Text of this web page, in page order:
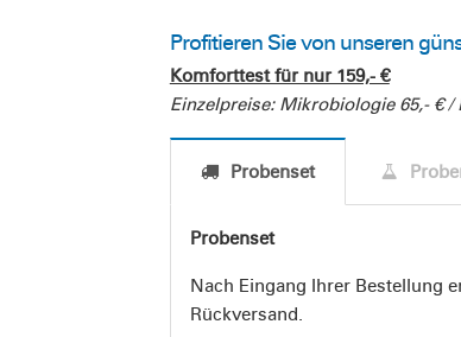
Profitieren Sie von unseren
Komforttest für nur 159,- €
Einzelpreise: Mikrobiologie 65,- € /
Probenset
Probenset
Nach Eingang Ihrer Bestellung
Rückversand.